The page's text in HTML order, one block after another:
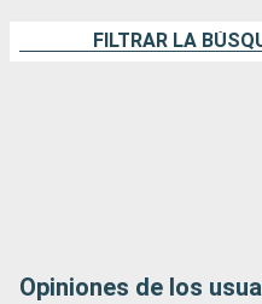
FILTRAR LA
Opiniones de los